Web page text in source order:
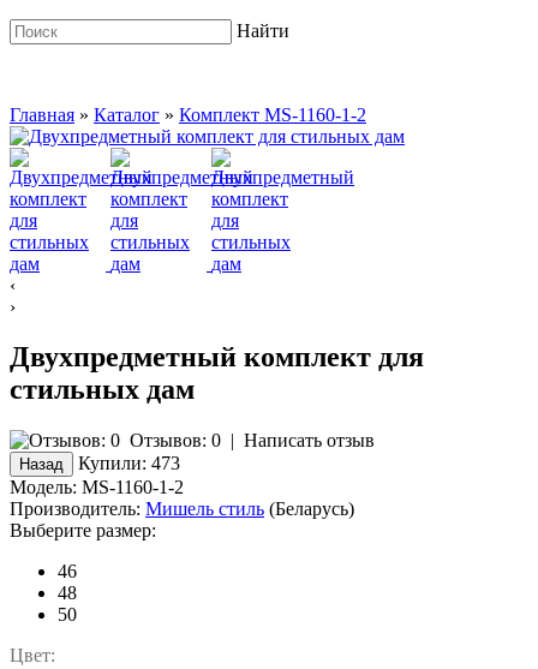
Найти
Главная » Каталог » Комплект MS-1160-1-2
‹
›
Двухпредметный комплект для
стильных дам
Отзывов: 0 | Написать отзыв
Купили: 473
Модель: MS-1160-1-2
Производитель: Мишель стиль (Беларусь)
Выберите размер:
46
48
50
Цвет: